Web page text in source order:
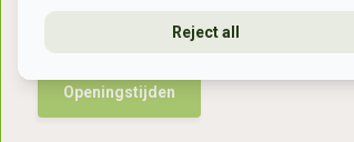
aan de Duitse grens, aan de A12/A3
Openingstijden
Reject all